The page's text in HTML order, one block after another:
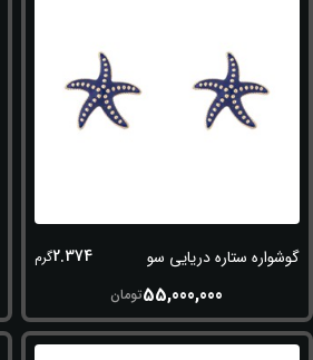
گوشواره ستاره دریایی سورمه ای 2.374گرم
55,000,000تومان